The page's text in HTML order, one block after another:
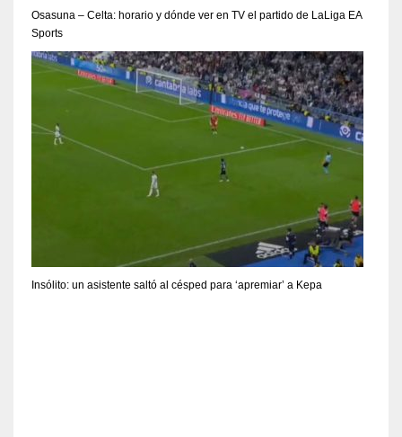
Osasuna – Celta: horario y dónde ver en TV el partido de LaLiga EA
Sports
Insólito: un asistente saltó al césped para ‘apremiar’ a Kepa